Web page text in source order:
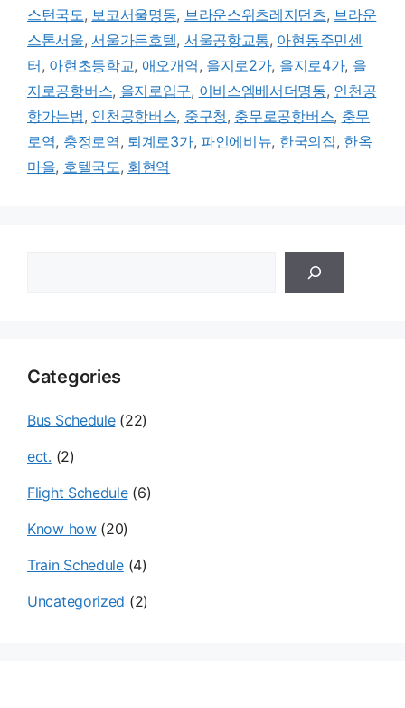
스턴국도, 보코서울명동, 브라운스위츠레지던츠, 브라운
스톤서울,서울가든호텔, 서울공항교통, 아현동주민센
터, 아현초등학교, 애오개역, 을지로2가, 을지로4가, 을
지로공항버스, 을지로입구, 이비스엠베서더명동, 인천공
항가는법, 인천공항버스, 중구청, 충무로공항버스, 충무
로역, 충정로역, 퇴계로3가, 파인에비뉴, 한국의집, 한옥
마을, 호텔국도, 회현역
Categories
Bus Schedule(22)
ect. (2)
Flight Schedule(6)
Know how(20)
Train Schedule(4)
Uncategorized (2)